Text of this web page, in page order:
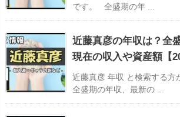
です。 全盛期の年 ...
近藤真彦の年収は？全
現在の収入や資産額【
近藤真彦 年収 と検索する方
全盛期の年収、最新の ...